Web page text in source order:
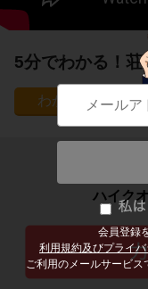
会員登録
利用規約及びプライ
ご利用のメールサービス
5分でわかる！荘
子どもの
ハイク